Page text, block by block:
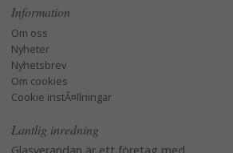
Information
Om oss
Nyheter
Nyhetsbrev
Om cookies
Cookie instÃ¤llningar
Lantlig inredning